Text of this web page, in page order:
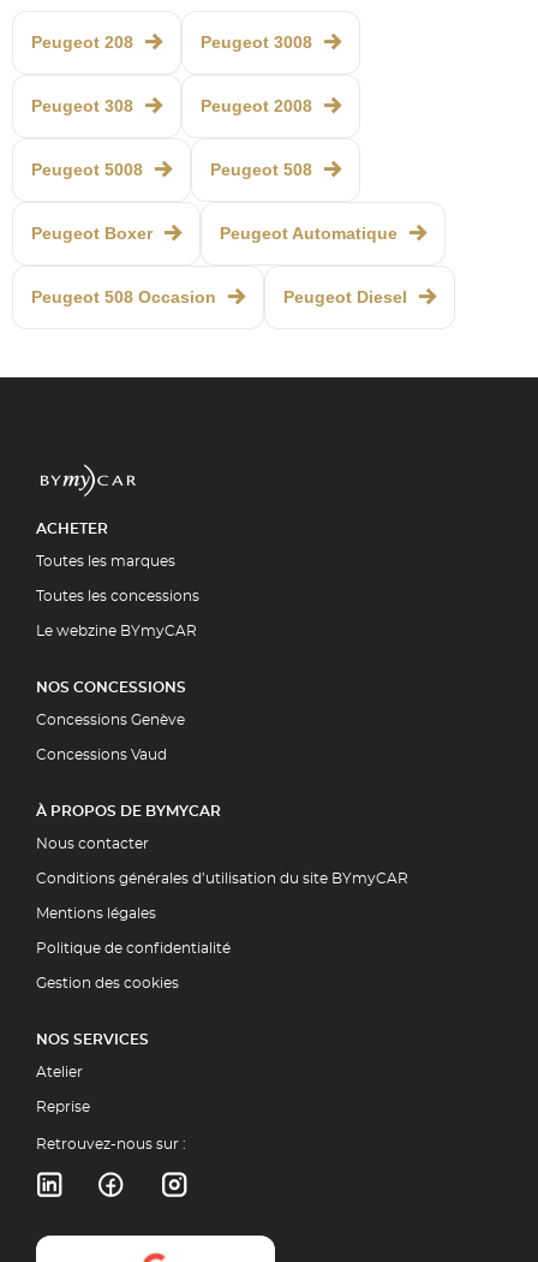
Peugeot 208 Peugeot 3008
Peugeot 308 Peugeot 2008
Peugeot 5008 Peugeot 508
Peugeot Boxer Peugeot Automatique
Peugeot 508 Occasion Peugeot Diesel
ACHETER
Toutes les marques
Toutes les concessions
Le webzine BYmyCAR
NOS CONCESSIONS
Concessions Genève
Concessions Vaud
À PROPOS DE BYMYCAR
Nous contacter
Conditions générales d’utilisation du site BYmyCAR
Mentions légales
Politique de confidentialité
Gestion des cookies
NOS SERVICES
Atelier
Reprise
Retrouvez-nous sur :